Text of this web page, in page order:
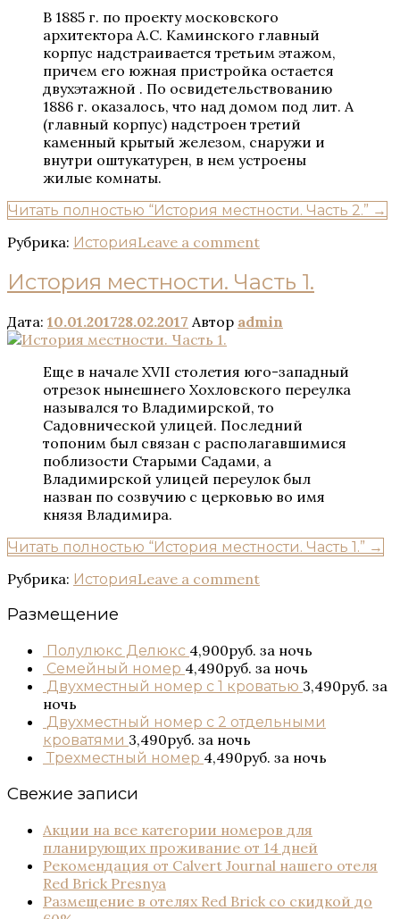
В 1885 г. по проекту московского
архитектора А.С. Каминского главный
корпус надстраивается третьим этажом,
причем его южная пристройка остается
двухэтажной . По освидетельствованию
1886 г. оказалось, что над домом под лит. А
(главный корпус) надстроен третий
каменный крытый железом, снаружи и
внутри оштукатурен, в нем устроены
жилые комнаты.
Читать полностью “История местности. Часть 2.” →
Рубрика: ИсторияLeave a comment
История местности. Часть 1.
Дата: 10.01.201728.02.2017 Автор admin
Еще в начале XVII столетия юго-западный
отрезок нынешнего Хохловского переулка
назывался то Владимирской, то
Садовнической улицей. Последний
топоним был связан с располагавшимися
поблизости Старыми Садами, а
Владимирской улицей переулок был
назван по созвучию с церковью во имя
князя Владимира.
Читать полностью “История местности. Часть 1.” →
Рубрика: ИсторияLeave a comment
Размещение
Полулюкс Делюкс 4,900руб. за ночь
Семейный номер 4,490руб. за ночь
Двухместный номер с 1 кроватью 3,490руб. за
ночь
Двухместный номер с 2 отдельными
кроватями 3,490руб. за ночь
Трехместный номер 4,490руб. за ночь
Свежие записи
Акции на все категории номеров для
планирующих проживание от 14 дней
Рекомендация от Сalvert Journal нашего отеля
Red Brick Presnya
Размещение в отелях Red Brick со скидкой до